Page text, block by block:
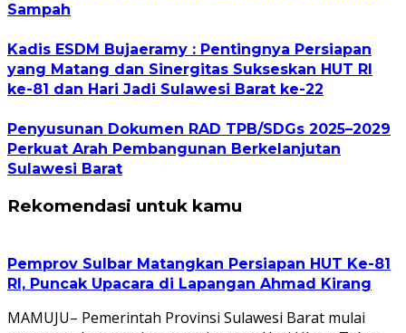
Sampah
Kadis ESDM Bujaeramy : Pentingnya Persiapan
yang Matang dan Sinergitas Sukseskan HUT RI
ke-81 dan Hari Jadi Sulawesi Barat ke-22
Penyusunan Dokumen RAD TPB/SDGs 2025–2029
Perkuat Arah Pembangunan Berkelanjutan
Sulawesi Barat
Rekomendasi untuk kamu
Pemprov Sulbar Matangkan Persiapan HUT Ke-81
RI, Puncak Upacara di Lapangan Ahmad Kirang
MAMUJU– Pemerintah Provinsi Sulawesi Barat mulai